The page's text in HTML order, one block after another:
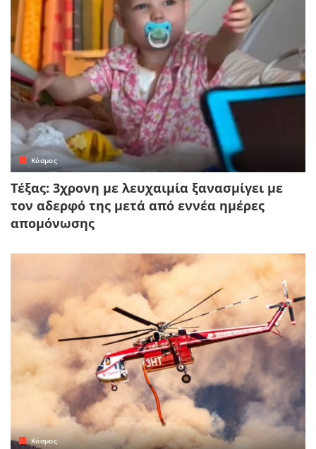
Κόσμος
Τέξας: 3χρονη με λευχαιμία ξανασμίγει με
τον αδερφό της μετά από εννέα ημέρες
απομόνωσης
Κόσμος